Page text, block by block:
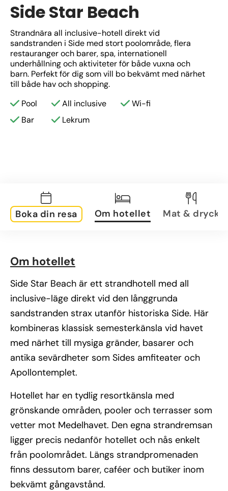
Side Star Beach
Strandnära all inclusive-hotell direkt vid
sandstranden i Side med stort poolområde, flera
restauranger och barer, spa, internationell
underhållning och aktiviteter för både vuxna och
barn. Perfekt för dig som vill bo bekvämt med närhet
till både hav och shopping.
Pool
All inclusive
Wi-fi
Bar
Lekrum
Boka din resa Om hotellet Mat & dryck
Om hotellet
Side Star Beach är ett strandhotell med all
inclusive-läge direkt vid den långgrunda
sandstranden strax utanför historiska Side. Här
kombineras klassisk semesterkänsla vid havet
med närhet till mysiga gränder, basarer och
antika sevärdheter som Sides amfiteater och
Apollontemplet.
Hotellet har en tydlig resortkänsla med
grönskande områden, pooler och terrasser som
vetter mot Medelhavet. Den egna strandremsan
ligger precis nedanför hotellet och nås enkelt
från poolområdet. Längs strandpromenaden
finns dessutom barer, caféer och butiker inom
bekvämt gångavstånd.